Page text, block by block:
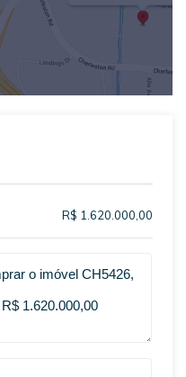
R$ 1.620.000,00